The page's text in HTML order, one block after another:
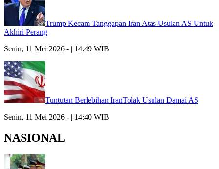
Trump Kecam Tanggapan Iran Atas Usulan AS Untuk
Akhiri Perang
Senin, 11 Mei 2026 - | 14:49 WIB
Tuntutan Berlebihan IranTolak Usulan Damai AS
Senin, 11 Mei 2026 - | 14:40 WIB
NASIONAL